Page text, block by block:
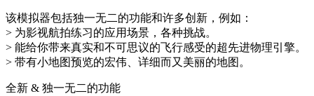
该模拟器包括独一无二的功能和许多创新，例如：
> 为影视航拍练习的应用场景，各种挑战。
> 能给你带来真实和不可思议的飞行感受的超先进物理引擎。
> 带有小地图预览的宏伟、详细而又美丽的地图。
全新 & 独一无二的功能